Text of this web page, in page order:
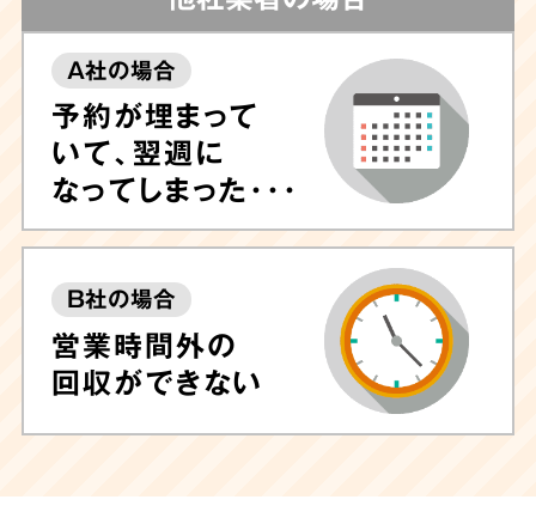
A社の場合
予約が埋まって
いて、翌週に
なってしまった･･･
B社の場合
営業時間外の
回収ができない